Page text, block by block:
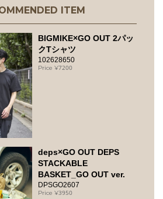
ITEM
BIGMIKE×GO OUT 2パッ
クTシャツ
102628650
7200
deps×GO OUT DEPS
STACKABLE
BASKET_GO OUT ver.
DPSGO2607
3950